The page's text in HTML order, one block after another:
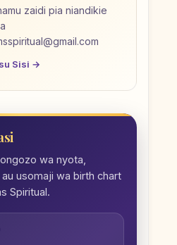
zaidi pia niandikie
Sisi →
wa nyota,
usomaji wa birth chart
Spiritual.